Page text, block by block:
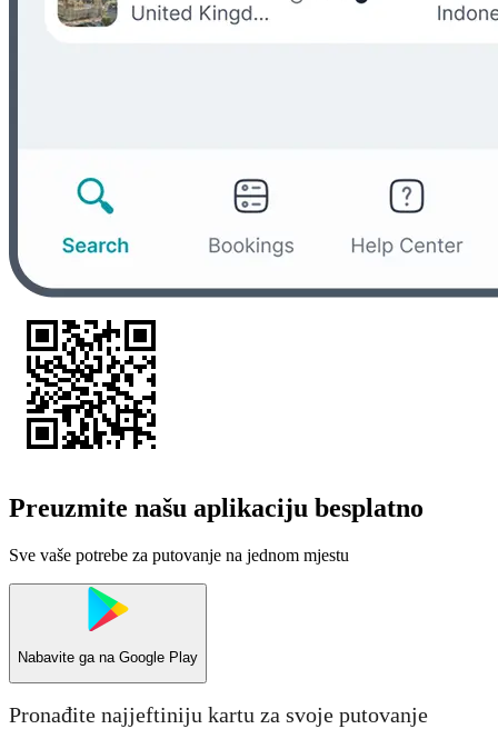
Preuzmite našu aplikaciju besplatno
Sve vaše potrebe za putovanje na jednom mjestu
Nabavite ga na Google Play
Pronađite najjeftiniju kartu za svoje putovanje